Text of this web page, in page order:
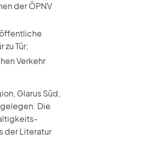
der ÖPNV
Tür;
Verkehr
Glarus Süd,
Die
der Literatur